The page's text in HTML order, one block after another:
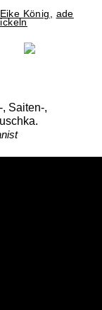
Eike König, ade
Saiten-,